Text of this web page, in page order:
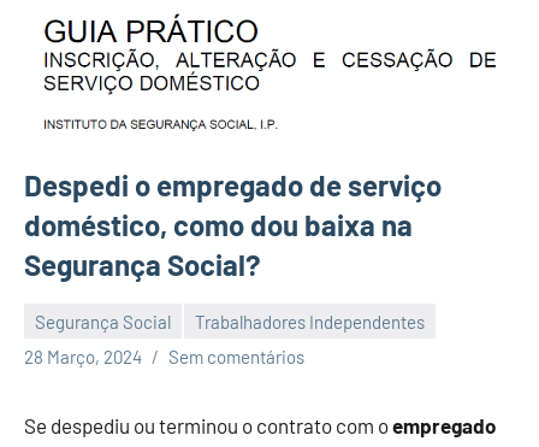
Despedi o empregado de serviço
doméstico, como dou baixa na
Segurança Social?
Segurança Social
Trabalhadores Independentes
28 Março, 2024
Economia
Finanças
Sem comentários
Se despediu ou terminou o contrato com oempregado